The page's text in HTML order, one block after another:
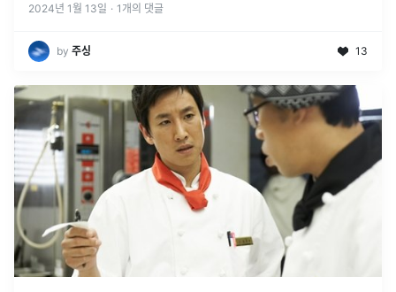
2024년 1월 13일 · 1 개의 댓글
by 주싱 13